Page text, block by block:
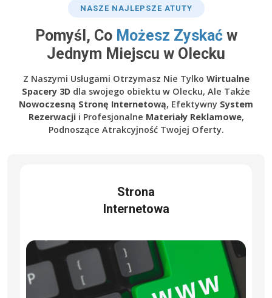
NASZE NAJLEPSZE ATUTY
Pomyśl, Co Możesz Zyskaćw
Jednym Miejscu w Olecku
Z Naszymi Usługami Otrzymasz Nie Tylko Wirtualne
Spacery 3D dla swojego obiektu w Olecku, Ale Także
Nowoczesną Stronę Internetową, Efektywny System
Rezerwacjii Profesjonalne Materiały Reklamowe,
Podnoszące Atrakcyjność Twojej Oferty.
Strona
Internetowa